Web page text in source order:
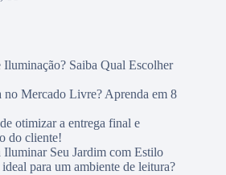
Saiba Qual Escolher
no Mercado Livre? Aprenda em 8
otimizar a entrega final e
do cliente!
Iluminar Seu Jardim com Estilo
para um ambiente de leitura?